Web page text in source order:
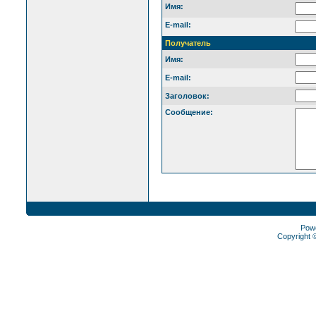
Имя:
E-mail:
Получатель
Имя:
E-mail:
Заголовок:
Сообщение:
Copyright